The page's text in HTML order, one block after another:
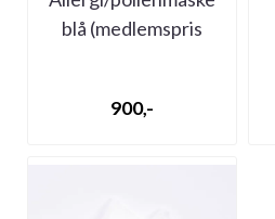
blå (medlemspris
900,-